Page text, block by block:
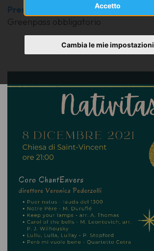
Accetto
Cambia le mie impostazioni
Prenotazione posti pubblico
Greenpass obbligatorio